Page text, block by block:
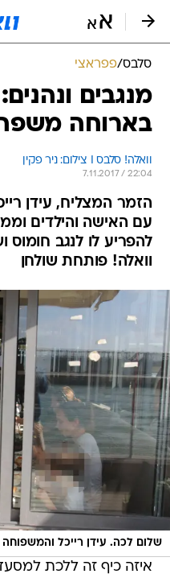
סלבס/פפראצי
מנגבים
בארוחה
וואלה! סלבס I צילום: ניר פקין
7.11.2017 / 22:04
הזמר המצליח, עידן
עם האישה והילדים
להפריע לו לנגב
וואלה! פותחת שולחן
שלום לכה. עידן רייכל והמשפוחה
איזה כיף זה ללכת